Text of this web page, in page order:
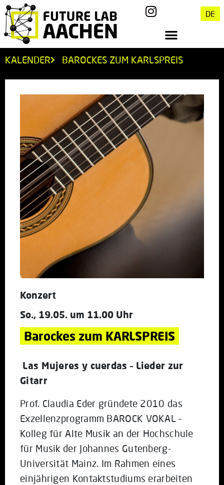
DE
KALENDER BAROCKES ZUM KARLSPREIS
Konzert
So., 19.05. um 11.00 Uhr
Barockes zum KARLSPREIS
Las Mujeres y cuerdas – Lieder zur
Gitarr
Prof. Claudia Eder gründete 2010 das
Exzellenzprogramm BAROCK VOKAL –
Kolleg für Alte Musik an der Hochschule
für Musik der Johannes Gutenberg-
Universität Mainz. Im Rahmen eines
einjährigen Kontaktstudiums erarbeiten